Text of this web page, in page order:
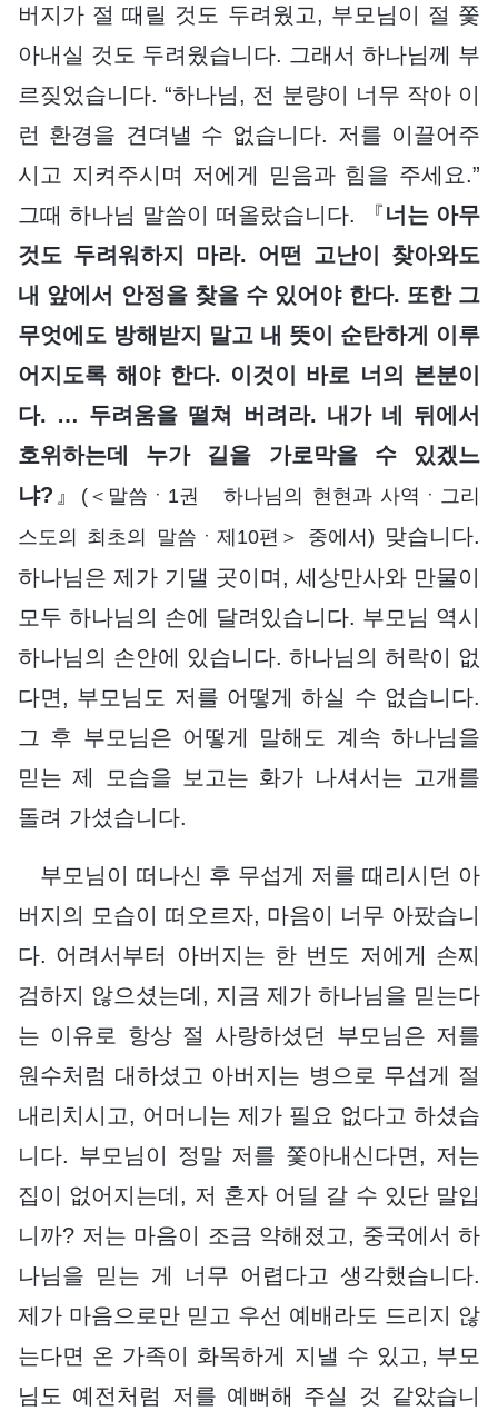
버지가 절 때릴 것도 두려웠고, 부모님이 절 쫓
아내실 것도 두려웠습니다. 그래서 하나님께 부
르짖었습니다. “하나님, 전 분량이 너무 작아 이
런 환경을 견뎌낼 수 없습니다. 저를 이끌어주
시고 지켜주시며 저에게 믿음과 힘을 주세요.”
그때 하나님 말씀이 떠올랐습니다. 『너는 아무
것도 두려워하지 마라. 어떤 고난이 찾아와도
내 앞에서 안정을 찾을 수 있어야 한다. 또한 그
무엇에도 방해받지 말고 내 뜻이 순탄하게 이루
어지도록 해야 한다. 이것이 바로 너의 본분이
다. … 두려움을 떨쳐 버려라. 내가 네 뒤에서
호위하는데 누가 길을 가로막을 수 있겠느
냐? 』
(＜말씀ㆍ1권 하나님의 현현과 사역ㆍ그리
스도의 최초의 말씀ㆍ제10편＞ 중에서) 맞습니다.
하나님은 제가 기댈 곳이며, 세상만사와 만물이
모두 하나님의 손에 달려있습니다. 부모님 역시
하나님의 손안에 있습니다. 하나님의 허락이 없
다면, 부모님도 저를 어떻게 하실 수 없습니다.
그 후 부모님은 어떻게 말해도 계속 하나님을
믿는 제 모습을 보고는 화가 나셔서는 고개를
돌려 가셨습니다.
부모님이 떠나신 후 무섭게 저를 때리시던 아
버지의 모습이 떠오르자, 마음이 너무 아팠습니
다. 어려서부터 아버지는 한 번도 저에게 손찌
검하지 않으셨는데, 지금 제가 하나님을 믿는다
는 이유로 항상 절 사랑하셨던 부모님은 저를
원수처럼 대하셨고 아버지는 병으로 무섭게 절
내리치시고, 어머니는 제가 필요 없다고 하셨습
니다. 부모님이 정말 저를 쫓아내신다면, 저는
집이 없어지는데, 저 혼자 어딜 갈 수 있단 말입
니까? 저는 마음이 조금 약해졌고, 중국에서 하
나님을 믿는 게 너무 어렵다고 생각했습니다.
제가 마음으로만 믿고 우선 예배라도 드리지 않
는다면 온 가족이 화목하게 지낼 수 있고, 부모
님도 예전처럼 저를 예뻐해 주실 것 같았습니